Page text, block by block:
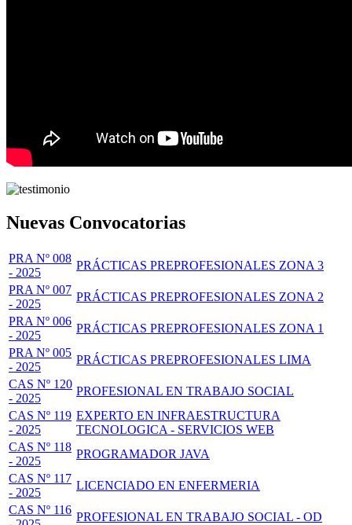
Nuevas Convocatorias
PRA Nº 008
- 2025
PRÁCTICAS PREPROFESIONALES ZONA 3
PRA Nº 007
- 2025
PRÁCTICAS PREPROFESIONALES ZONA 2
PRA Nº 006
- 2025
PRÁCTICAS PREPROFESIONALES ZONA 1
PRA Nº 005
- 2025
PRÁCTICAS PREPROFESIONALES LIMA
CAS Nº 120
- 2025
PROFESIONAL EN TRABAJO SOCIAL
CAS Nº 119
- 2025
EXPERTO EN INFRAESTRUCTURA
TECNOLOGICA - SERVICIOS WEB
CAS Nº 118
- 2025
PROGRAMADOR JAVA
CAS Nº 117
- 2025
LICENCIADO EN ENFERMERIA
CAS Nº 116
PROFESIONAL EN TRABAJO SOCIAL - OD